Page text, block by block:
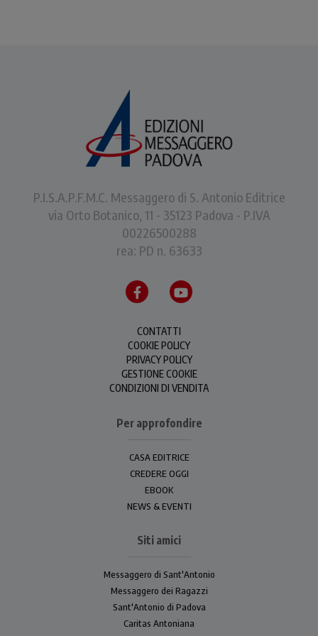
P.I.S.A.P.F.M.C. Messaggero di S. Antonio Editrice
via Orto Botanico, 11 - 35123 Padova - P.IVA
00226500288
rea: PD n. 63633
CONTATTI
COOKIE POLICY
PRIVACY POLICY
GESTIONE COOKIE
CONDIZIONI DI VENDITA
Per approfondire
CASA EDITRICE
CREDERE OGGI
EBOOK
NEWS & EVENTI
Siti amici
Messaggero di Sant'Antonio
Messaggero dei Ragazzi
Sant'Antonio di Padova
Caritas Antoniana